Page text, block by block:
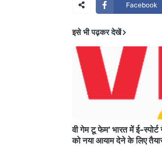
Facebook
इसे भी पढ़कर देखें
वी गेम टू फेम’ भारत में ई-स्पोर्ट
को नया आयाम देने के लिए